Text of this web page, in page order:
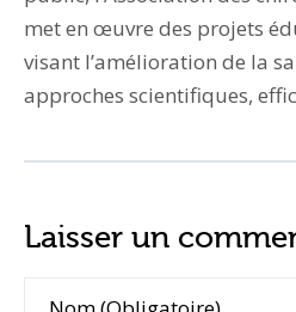
met en œuvre des projets
visant l’amélioration de la
approches scientifiques,
Laisser un